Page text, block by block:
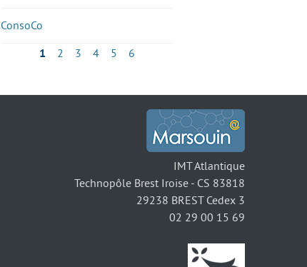
ConsoCo
1 2 3 4 5 6
IMT Atlantique
Technopôle Brest Iroise - CS 83818
29238 BREST Cedex 3
02 29 00 15 69